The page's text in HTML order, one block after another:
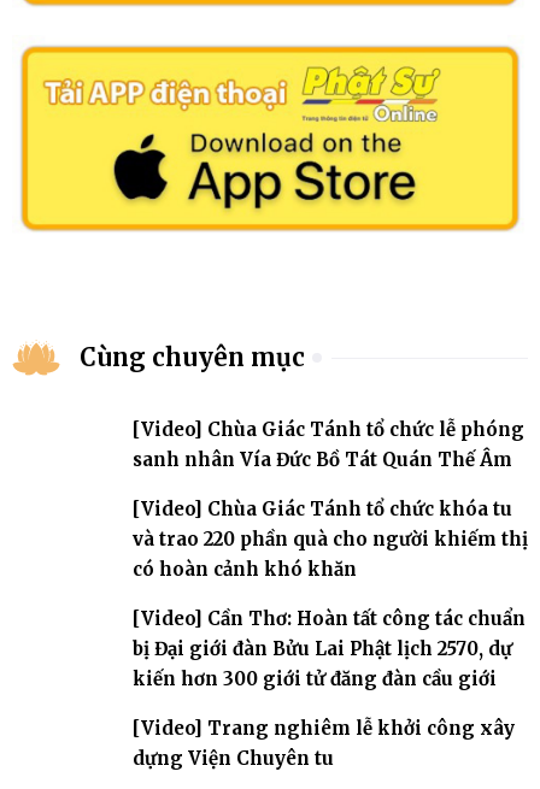
Cùng chuyên mục
[Video] Chùa Giác Tánh tổ chức lễ phóng
sanh nhân Vía Đức Bồ Tát Quán Thế Âm
[Video] Chùa Giác Tánh tổ chức khóa tu
và trao 220 phần quà cho người khiếm thị
có hoàn cảnh khó khăn
[Video] Cần Thơ: Hoàn tất công tác chuẩn
bị Đại giới đàn Bửu Lai Phật lịch 2570, dự
kiến hơn 300 giới tử đăng đàn cầu giới
[Video] Trang nghiêm lễ khởi công xây
dựng Viện Chuyên tu